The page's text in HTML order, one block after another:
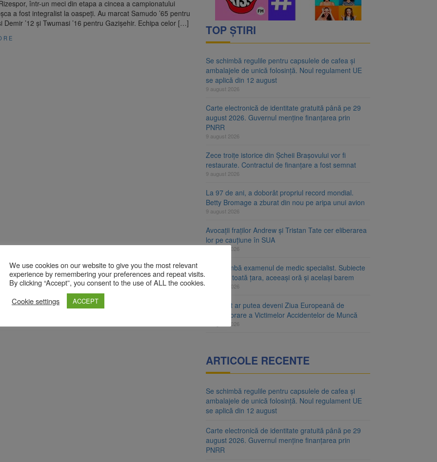
într-un meci din etapa a cincea a campionatului
a fost integralist la oaspeţi. Au marcat Samudo ’65 pentru
Demir ’12 şi Twumasi ’16 pentru Gazişehir. Echipa celor […]
TOP ȘTIRI
Se schimbă regulile pentru capsulele de cafea și
ambalajele de unică folosință. Noul regulament UE
se aplică din 12 august
9 august 2026
Carte electronică de identitate gratuită până pe 29
august 2026. Guvernul menține finanțarea prin
PNRR
9 august 2026
Zece troițe istorice din Șcheii Brașovului vor fi
restaurate. Contractul de finanțare a fost semnat
9 august 2026
La 97 de ani, a doborât propriul record mondial.
Betty Bromage a zburat din nou pe aripa unui avion
9 august 2026
Avocații fraților Andrew și Tristan Tate cer eliberarea
lor pe cauțiune în SUA
9 august 2026
Se schimbă examenul de medic specialist. Subiecte
unice în toată țara, aceeași oră și același barem
8 august 2026
8 august ar putea deveni Ziua Europeană de
Comemorare a Victimelor Accidentelor de Muncă
8 august 2026
ARTICOLE RECENTE
Se schimbă regulile pentru capsulele de cafea și
ambalajele de unică folosință. Noul regulament UE
se aplică din 12 august
Carte electronică de identitate gratuită până pe 29
august 2026. Guvernul menține finanțarea prin
PNRR
We use cookies on our website to give you the most relevant
experience by remembering your preferences and repeat visits.
By clicking “Accept”, you consent to the use of ALL the cookies.
Cookie settings
ACCEPT